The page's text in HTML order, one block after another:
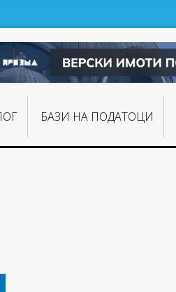
БАЗИ НА ПОДАТОЦИ